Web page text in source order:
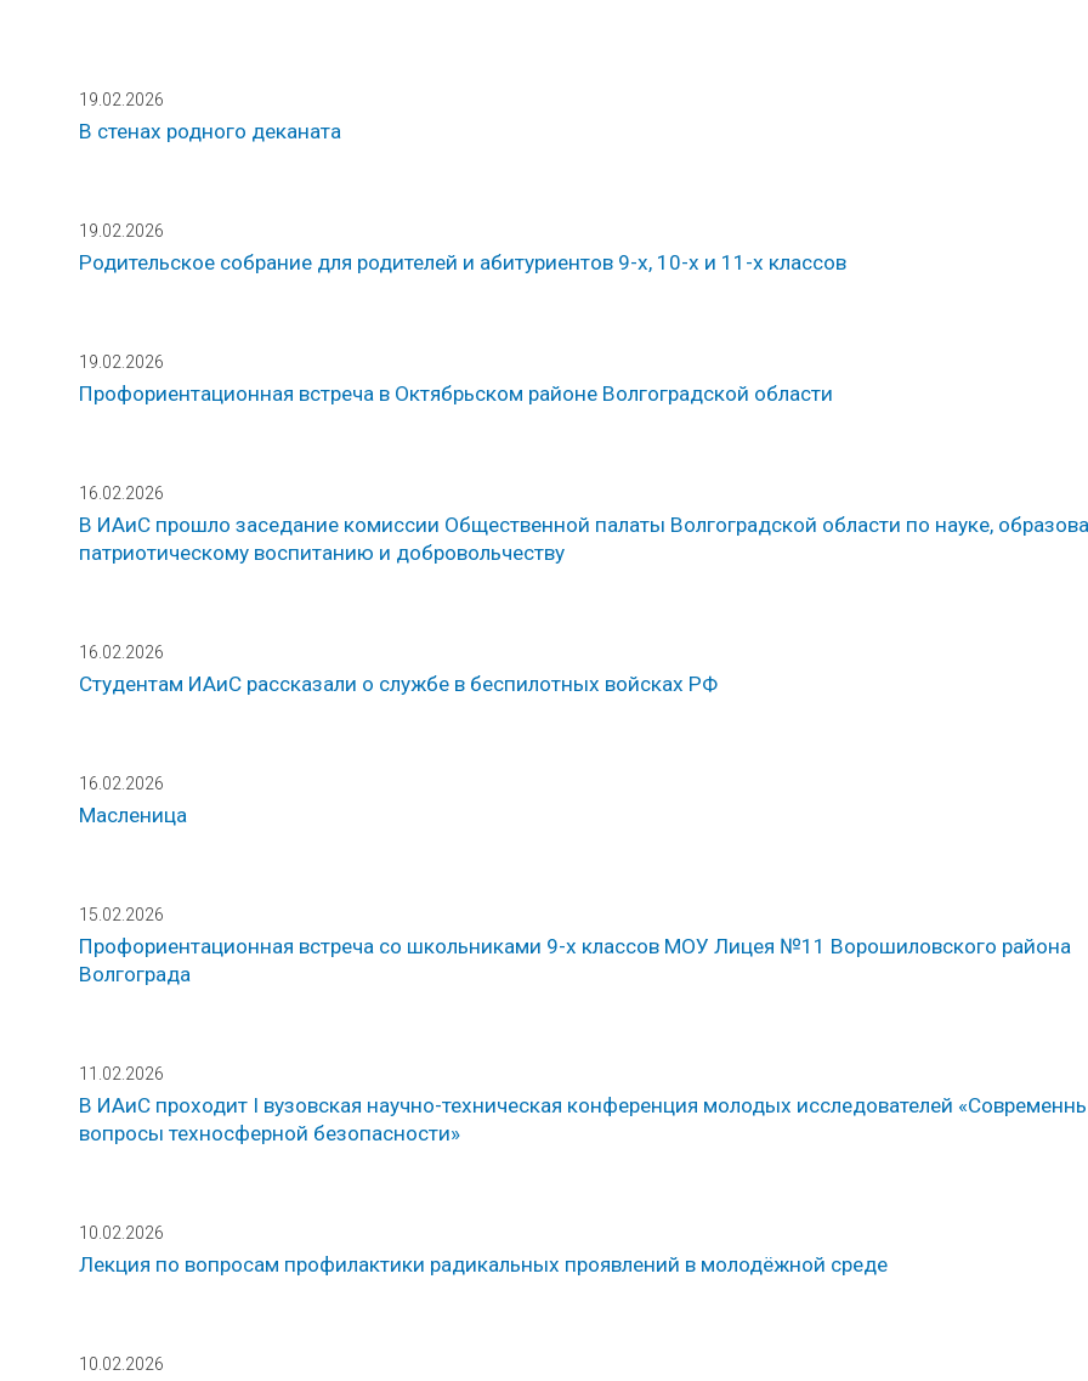
19.02.2026
В стенах родного деканата
19.02.2026
Родительское собрание для родителей и абитуриентов 9-х, 10-х и 11-х классов
19.02.2026
Профориентационная встреча в Октябрьском районе Волгоградской области
16.02.2026
В ИАиС прошло заседание комиссии Общественной палаты Волгоградской области по науке,
патриотическому воспитанию и добровольчеству
16.02.2026
Студентам ИАиС рассказали о службе в беспилотных войсках РФ
16.02.2026
Масленица
15.02.2026
Профориентационная встреча со школьниками 9-х классов МОУ Лицея №11 Ворошиловского района
Волгограда
11.02.2026
В ИАиС проходит I вузовская научно-техническая конференция молодых исследователей
вопросы техносферной безопасности»
10.02.2026
Лекция по вопросам профилактики радикальных проявлений в молодёжной среде
10.02.2026